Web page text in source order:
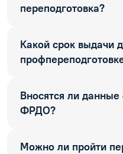
переподготовка?
Какой срок выдачи
Вносятся ли
ФРДО?
Можно ли пройти